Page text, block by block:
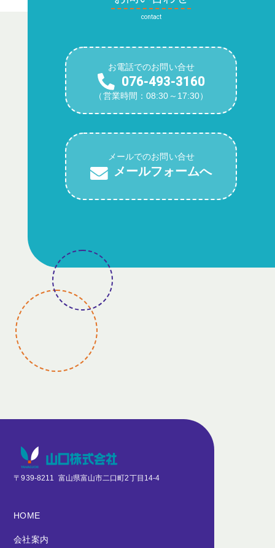
contact
お電話でのお問い合せ
076-493-3160
（営業時間：08:30～17:30）
メールでのお問い合せ
メールフォームへ
〒939-8211 富山県富山市二口町2丁目14-4
HOME
会社案内